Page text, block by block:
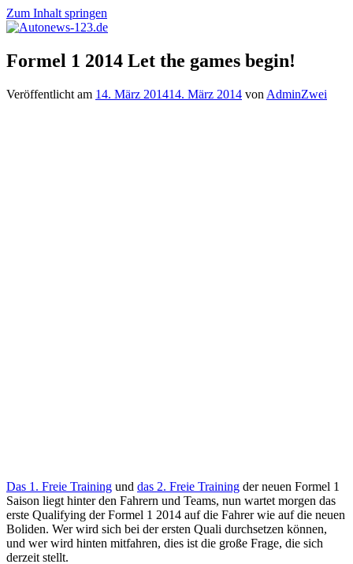
Zum Inhalt springen
Autonews-
123.de
Autonews
mit
Formel 1 2014 Let the games begin!
Veröffentlicht am 14. März 201414. März 2014 von AdminZwei
Das 1. Freie Training und das 2. Freie Training der neuen Formel 1
Saison liegt hinter den Fahrern und Teams, nun wartet morgen das
erste Qualifying der Formel 1 2014 auf die Fahrer wie auf die neuen
Boliden. Wer wird sich bei der ersten Quali durchsetzen können,
und wer wird hinten mitfahren, dies ist die große Frage, die sich
derzeit stellt.